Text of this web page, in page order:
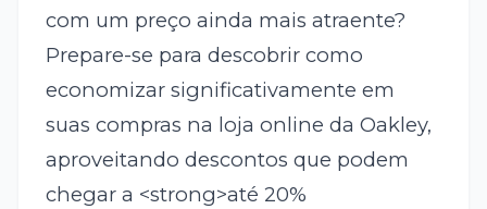
com um preço ainda mais atraente?
Prepare-se para descobrir como
economizar significativamente em
suas compras na loja online da Oakley,
aproveitando descontos que podem
chegar a <strong>até 20%